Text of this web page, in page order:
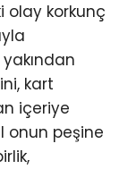
olay korkunç
kart
içeriye
onun peşine